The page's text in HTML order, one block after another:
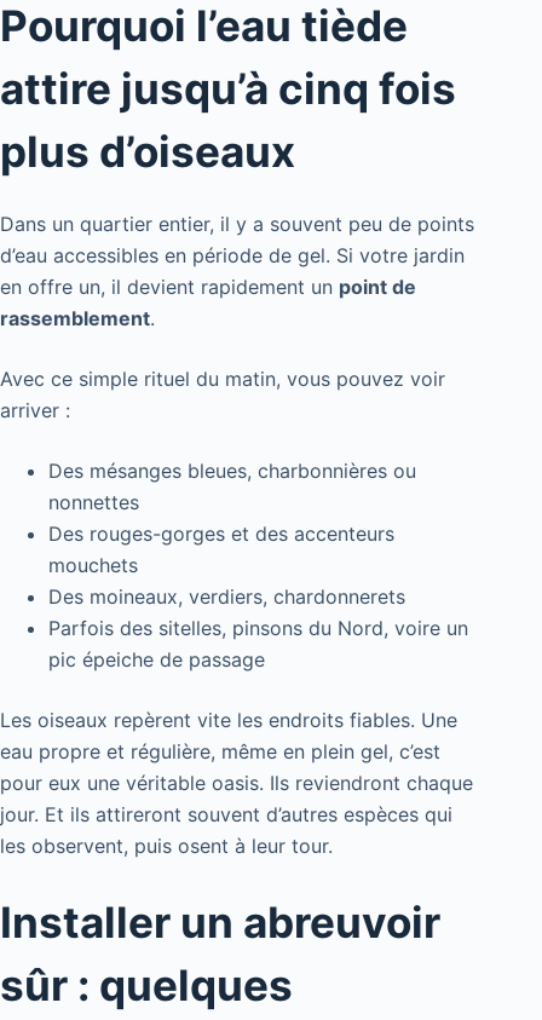
Pourquoi l’eau tiède
attire jusqu’à cinq fois
plus d’oiseaux
Dans un quartier entier, il y a souvent peu de points
d’eau accessibles en période de gel. Si votre jardin
en offre un, il devient rapidement un point de
rassemblement.
Avec ce simple rituel du matin, vous pouvez voir
arriver :
Des mésanges bleues, charbonnières ou
nonnettes
Des rouges-gorges et des accenteurs
mouchets
Des moineaux, verdiers, chardonnerets
Parfois des sitelles, pinsons du Nord, voire un
pic épeiche de passage
Les oiseaux repèrent vite les endroits fiables. Une
eau propre et régulière, même en plein gel, c’est
pour eux une véritable oasis. Ils reviendront chaque
jour. Et ils attireront souvent d’autres espèces qui
les observent, puis osent à leur tour.
Installer un abreuvoir
sûr : quelques